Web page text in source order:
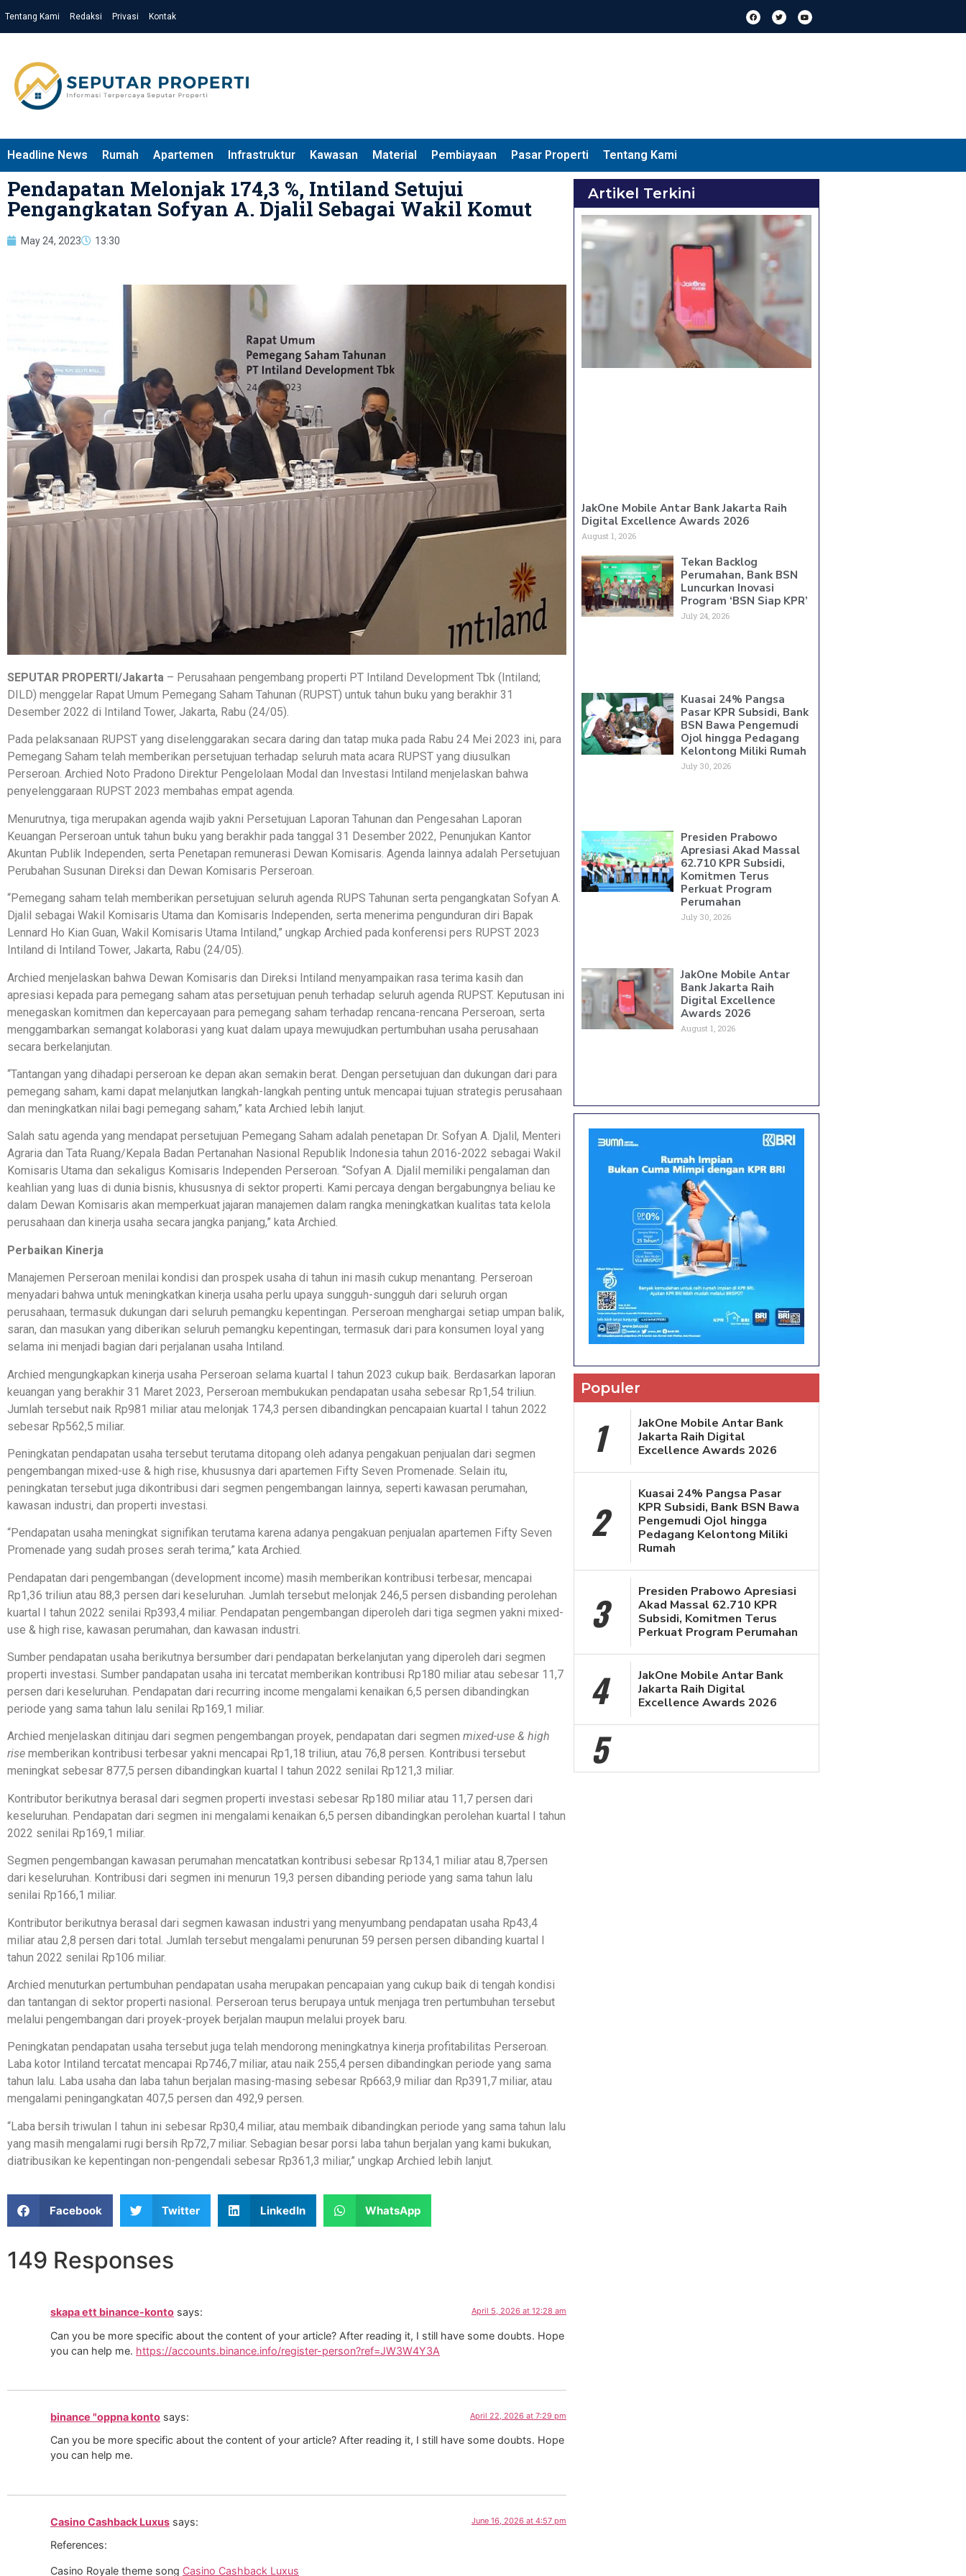
Tentang Kami Redaksi Privasi Kontak
Headline News Rumah Apartemen Infrastruktur Kawasan Material Pembiayaan Pasar Properti Tentang Kami
Pendapatan Melonjak 174,3 %, Intiland Setujui
Pengangkatan Sofyan A. Djalil Sebagai Wakil Komut
May 24, 2023 13:30
SEPUTAR PROPERTI/Jakarta – Perusahaan pengembang properti PT Intiland Development Tbk (Intiland;
DILD) menggelar Rapat Umum Pemegang Saham Tahunan (RUPST) untuk tahun buku yang berakhir 31
Desember 2022 di Intiland Tower, Jakarta, Rabu (24/05).
Pada pelaksanaan RUPST yang diselenggarakan secara daring dan tatap muka pada Rabu 24 Mei 2023 ini, para
Pemegang Saham telah memberikan persetujuan terhadap seluruh mata acara RUPST yang diusulkan
Perseroan. Archied Noto Pradono Direktur Pengelolaan Modal dan Investasi Intiland menjelaskan bahwa
penyelenggaraan RUPST 2023 membahas empat agenda.
Menurutnya, tiga merupakan agenda wajib yakni Persetujuan Laporan Tahunan dan Pengesahan Laporan
Keuangan Perseroan untuk tahun buku yang berakhir pada tanggal 31 Desember 2022, Penunjukan Kantor
Akuntan Publik Independen, serta Penetapan remunerasi Dewan Komisaris. Agenda lainnya adalah Persetujuan
Perubahan Susunan Direksi dan Dewan Komisaris Perseroan.
“Pemegang saham telah memberikan persetujuan seluruh agenda RUPS Tahunan serta pengangkatan Sofyan A.
Djalil sebagai Wakil Komisaris Utama dan Komisaris Independen, serta menerima pengunduran diri Bapak
Lennard Ho Kian Guan, Wakil Komisaris Utama Intiland,” ungkap Archied pada konferensi pers RUPST 2023
Intiland di Intiland Tower, Jakarta, Rabu (24/05).
Archied menjelaskan bahwa Dewan Komisaris dan Direksi Intiland menyampaikan rasa terima kasih dan
apresiasi kepada para pemegang saham atas persetujuan penuh terhadap seluruh agenda RUPST. Keputusan ini
menegaskan komitmen dan kepercayaan para pemegang saham terhadap rencana-rencana Perseroan, serta
menggambarkan semangat kolaborasi yang kuat dalam upaya mewujudkan pertumbuhan usaha perusahaan
secara berkelanjutan.
“Tantangan yang dihadapi perseroan ke depan akan semakin berat. Dengan persetujuan dan dukungan dari para
pemegang saham, kami dapat melanjutkan langkah-langkah penting untuk mencapai tujuan strategis perusahaan
dan meningkatkan nilai bagi pemegang saham,” kata Archied lebih lanjut.
Salah satu agenda yang mendapat persetujuan Pemegang Saham adalah penetapan Dr. Sofyan A. Djalil, Menteri
Agraria dan Tata Ruang/Kepala Badan Pertanahan Nasional Republik Indonesia tahun 2016-2022 sebagai Wakil
Komisaris Utama dan sekaligus Komisaris Independen Perseroan. “Sofyan A. Djalil memiliki pengalaman dan
keahlian yang luas di dunia bisnis, khususnya di sektor properti. Kami percaya dengan bergabungnya beliau ke
dalam Dewan Komisaris akan memperkuat jajaran manajemen dalam rangka meningkatkan kualitas tata kelola
perusahaan dan kinerja usaha secara jangka panjang,” kata Archied.
Perbaikan Kinerja
Manajemen Perseroan menilai kondisi dan prospek usaha di tahun ini masih cukup menantang. Perseroan
menyadari bahwa untuk meningkatkan kinerja usaha perlu upaya sungguh-sungguh dari seluruh organ
perusahaan, termasuk dukungan dari seluruh pemangku kepentingan. Perseroan menghargai setiap umpan balik,
saran, dan masukan yang diberikan seluruh pemangku kepentingan, termasuk dari para konsumen loyal yang
selama ini menjadi bagian dari perjalanan usaha Intiland.
Archied mengungkapkan kinerja usaha Perseroan selama kuartal I tahun 2023 cukup baik. Berdasarkan laporan
keuangan yang berakhir 31 Maret 2023, Perseroan membukukan pendapatan usaha sebesar Rp1,54 triliun.
Jumlah tersebut naik Rp981 miliar atau melonjak 174,3 persen dibandingkan pencapaian kuartal I tahun 2022
sebesar Rp562,5 miliar.
Peningkatan pendapatan usaha tersebut terutama ditopang oleh adanya pengakuan penjualan dari segmen
pengembangan mixed-use & high rise, khususnya dari apartemen Fifty Seven Promenade. Selain itu,
peningkatan tersebut juga dikontribusi dari segmen pengembangan lainnya, seperti kawasan perumahan,
kawasan industri, dan properti investasi.
“Pendapatan usaha meningkat signifikan terutama karena adanya pengakuan penjualan apartemen Fifty Seven
Promenade yang sudah proses serah terima,” kata Archied.
Pendapatan dari pengembangan (development income) masih memberikan kontribusi terbesar, mencapai
Rp1,36 triliun atau 88,3 persen dari keseluruhan. Jumlah tersebut melonjak 246,5 persen disbanding perolehan
kuartal I tahun 2022 senilai Rp393,4 miliar. Pendapatan pengembangan diperoleh dari tiga segmen yakni mixed-
use & high rise, kawasan perumahan, dan kawasan industri.
Sumber pendapatan usaha berikutnya bersumber dari pendapatan berkelanjutan yang diperoleh dari segmen
properti investasi. Sumber pandapatan usaha ini tercatat memberikan kontribusi Rp180 miliar atau sebesar 11,7
persen dari keseluruhan. Pendapatan dari recurring income mengalami kenaikan 6,5 persen dibandingkan
periode yang sama tahun lalu senilai Rp169,1 miliar.
Archied menjelaskan ditinjau dari segmen pengembangan proyek, pendapatan dari segmen mixed-use & high
rise memberikan kontribusi terbesar yakni mencapai Rp1,18 triliun, atau 76,8 persen. Kontribusi tersebut
meningkat sebesar 877,5 persen dibandingkan kuartal I tahun 2022 senilai Rp121,3 miliar.
Kontributor berikutnya berasal dari segmen properti investasi sebesar Rp180 miliar atau 11,7 persen dari
keseluruhan. Pendapatan dari segmen ini mengalami kenaikan 6,5 persen dibandingkan perolehan kuartal I tahun
2022 senilai Rp169,1 miliar.
Segmen pengembangan kawasan perumahan mencatatkan kontribusi sebesar Rp134,1 miliar atau 8,7persen
dari keseluruhan. Kontribusi dari segmen ini menurun 19,3 persen dibanding periode yang sama tahun lalu
senilai Rp166,1 miliar.
Kontributor berikutnya berasal dari segmen kawasan industri yang menyumbang pendapatan usaha Rp43,4
miliar atau 2,8 persen dari total. Jumlah tersebut mengalami penurunan 59 persen persen dibanding kuartal I
tahun 2022 senilai Rp106 miliar.
Archied menuturkan pertumbuhan pendapatan usaha merupakan pencapaian yang cukup baik di tengah kondisi
dan tantangan di sektor properti nasional. Perseroan terus berupaya untuk menjaga tren pertumbuhan tersebut
melalui pengembangan dari proyek-proyek berjalan maupun melalui proyek baru.
Peningkatan pendapatan usaha tersebut juga telah mendorong meningkatnya kinerja profitabilitas Perseroan.
Laba kotor Intiland tercatat mencapai Rp746,7 miliar, atau naik 255,4 persen dibandingkan periode yang sama
tahun lalu. Laba usaha dan laba tahun berjalan masing-masing sebesar Rp663,9 miliar dan Rp391,7 miliar, atau
mengalami peningangkatan 407,5 persen dan 492,9 persen.
“Laba bersih triwulan I tahun ini sebesar Rp30,4 miliar, atau membaik dibandingkan periode yang sama tahun lalu
yang masih mengalami rugi bersih Rp72,7 miliar. Sebagian besar porsi laba tahun berjalan yang kami bukukan,
diatribusikan ke kepentingan non-pengendali sebesar Rp361,3 miliar,” ungkap Archied lebih lanjut.
Facebook Twitter LinkedIn WhatsApp
149 Responses
skapa ett binance-konto says: April 5, 2026 at 12:28 am
Can you be more specific about the content of your article? After reading it, I still have some doubts. Hope
you can help me. https://accounts.binance.info/register-person?ref=JW3W4Y3A
binance "oppna konto says: April 22, 2026 at 7:29 pm
Can you be more specific about the content of your article? After reading it, I still have some doubts. Hope
you can help me.
Casino Cashback Luxus says: June 16, 2026 at 4:57 pm
References:
Casino Royale theme song Casino Cashback Luxus
Artikel Terkini
JakOne Mobile Antar Bank Jakarta Raih
Digital Excellence Awards 2026
August 1, 2026
Tekan Backlog
Perumahan, Bank BSN
Luncurkan Inovasi
Program ‘BSN Siap KPR’
July 24, 2026
Kuasai 24% Pangsa
Pasar KPR Subsidi, Bank
BSN Bawa Pengemudi
Ojol hingga Pedagang
Kelontong Miliki Rumah
July 30, 2026
Presiden Prabowo
Apresiasi Akad Massal
62.710 KPR Subsidi,
Komitmen Terus
Perkuat Program
Perumahan
July 30, 2026
JakOne Mobile Antar
Bank Jakarta Raih
Digital Excellence
Awards 2026
August 1, 2026
Populer
1
JakOne Mobile Antar Bank
Jakarta Raih Digital
Excellence Awards 2026
2
Kuasai 24% Pangsa Pasar
KPR Subsidi, Bank BSN Bawa
Pengemudi Ojol hingga
Pedagang Kelontong Miliki
Rumah
3
Presiden Prabowo Apresiasi
Akad Massal 62.710 KPR
Subsidi, Komitmen Terus
Perkuat Program Perumahan
4
JakOne Mobile Antar Bank
Jakarta Raih Digital
Excellence Awards 2026
5